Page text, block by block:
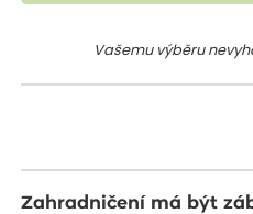
Vašemu výběru
Zahradničení má být